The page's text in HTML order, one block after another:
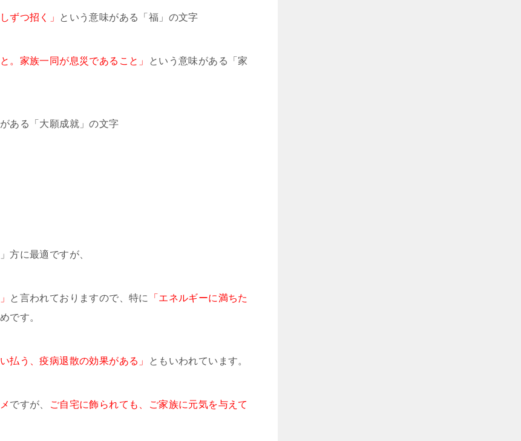
ずつ招く」 という意味がある「福」の文字
。家族一同が息災であること」
という意味がある「家
ある「大願成就」の文字
方に最適ですが、
と言われておりますので、特に
「エネルギーに満ちた
です。
払う、疫病退散の効果がある」 ともいわれています。
ですが、
ご自宅に飾られても、ご家族に元気を与えて